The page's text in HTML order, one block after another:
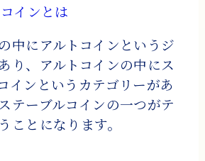
インとは
中にアルトコインというジ
り、アルトコインの中にス
インというカテゴリーがあ
テーブルコインの一つがテ
ことになります。